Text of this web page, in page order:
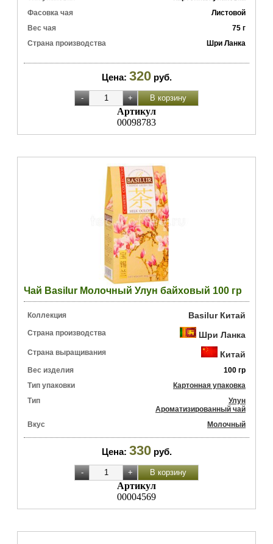
Фасовка чая
Листовой
Вес чая
75 г
Страна производства
Шри Ланка
Цена: 320 руб.
Артикул
00098783
Чай Basilur Молочный Улун байховый 100 гр
Коллекция Basilur Китай
Страна производства Шри Ланка
Страна выращивания Китай
Вес изделия
100 гр
Тип упаковки
Картонная упаковка
Тип
Улун
Ароматизированный чай
Вкус
Молочный
Цена: 330 руб.
Артикул
00004569